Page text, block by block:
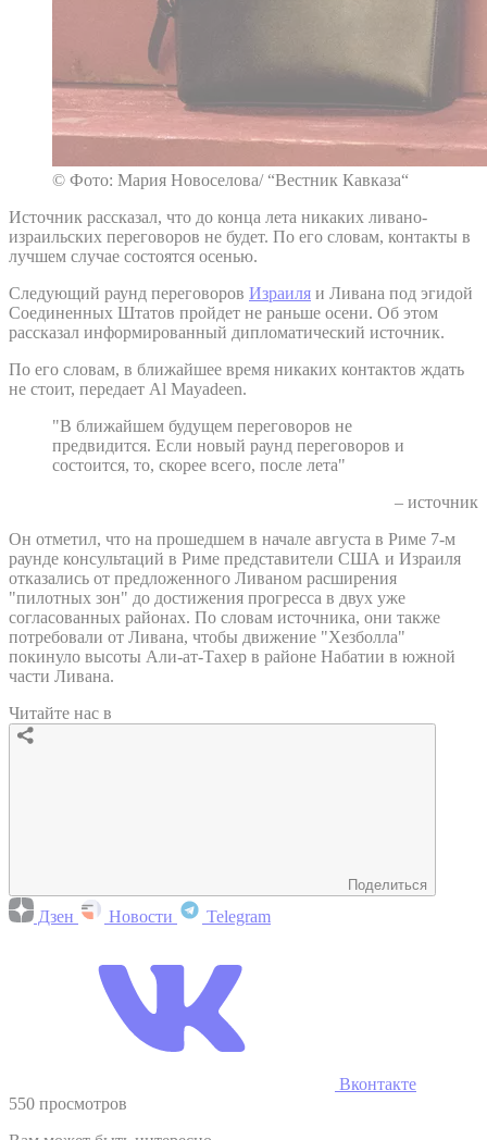
© Фото: Мария Новоселова/ “Вестник Кавказа“
Источник рассказал, что до конца лета никаких ливано-
израильских переговоров не будет. По его словам, контакты в
лучшем случае состоятся осенью.
Следующий раунд переговоров Израиля и Ливана под эгидой
Соединенных Штатов пройдет не раньше осени. Об этом
рассказал информированный дипломатический источник.
По его словам, в ближайшее время никаких контактов ждать
не стоит, передает Al Mayadeen.
"В ближайшем будущем переговоров не
предвидится. Если новый раунд переговоров и
состоится, то, скорее всего, после лета"
– источник
Он отметил, что на прошедшем в начале августа в Риме 7-м
раунде консультаций в Риме представители США и Израиля
отказались от предложенного Ливаном расширения
"пилотных зон" до достижения прогресса в двух уже
согласованных районах. По словам источника, они также
потребовали от Ливана, чтобы движение "Хезболла"
покинуло высоты Али-ат-Тахер в районе Набатии в южной
части Ливана.
Читайте нас в
Поделиться
Дзен Новости Telegram
Вконтакте
550 просмотров